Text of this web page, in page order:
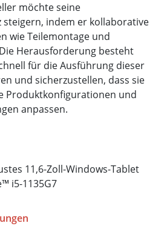
möchte seine
steigern, indem er kollaborative
wie Teilemontage und
Herausforderung besteht
für die Ausführung dieser
und sicherzustellen, dass sie
Produktkonfigurationen und
anpassen.
11,6-Zoll-Windows-Tablet
i5-1135G7